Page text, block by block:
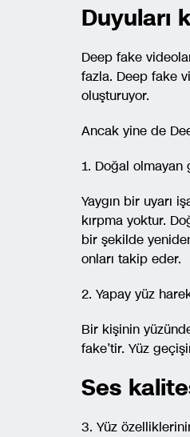
Duyuları
Deep fake
fazla. Deep fake
oluşturuyor.
Ancak yine de
1. Doğal olmayan
Yaygın bir uyarı
kırpma yoktur.
bir şekilde
onları takip eder.
2. Yapay yüz
Bir kişinin
fake’tir. Yüz
Ses
3. Yüz